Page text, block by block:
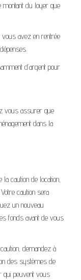
du loyer que
vous avez en rentrée
d’argent pour
vous assurer que
dans la
caution de location,
caution sera
un nouveau
fonds avant de vous
demandez à
des systèmes de
qui peuvent vous